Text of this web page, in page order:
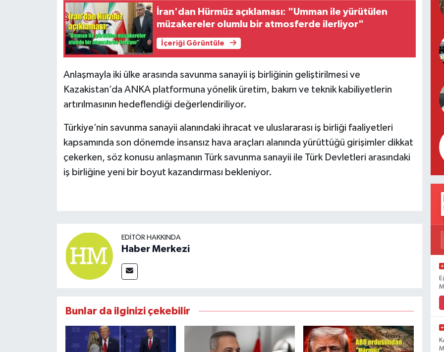
İran'dan Hürmüz açıklaması: "Umman ile yürütülen
müzakereler olumlu bir atmosferde ilerliyor"
İçeriği Görüntüle
Anlaşmayla iki ülke arasında savunma sanayii iş birliğinin geliştirilmesi ve
Kazakistan’da ANKA platformuna yönelik üretim, bakım ve teknik kabiliyetlerin
artırılmasının hedeflendiği değerlendiriliyor.
Türkiye’nin savunma sanayii alanındaki ihracat ve uluslararası iş birliği faaliyetleri
kapsamında son dönemde insansız hava araçları alanında yürüttüğü girişimler dikkat
çekerken, söz konusu anlaşmanın Türk savunma sanayii ile Türk Devletleri arasındaki
iş birliğine yeni bir boyut kazandırması bekleniyor.
EDITÖR HAKKINDA
Haber Merkezi
Bunlar da ilginizi çekebilir